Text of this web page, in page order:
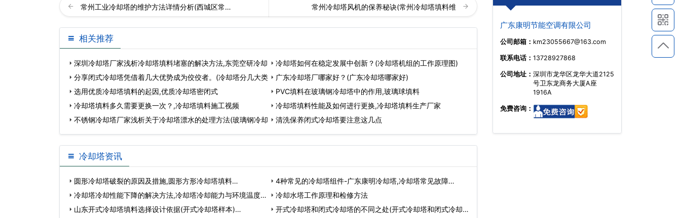
常州工业冷却塔的维护方法详情分析(西城区常… 常州冷却塔风机的保养秘诀(常州冷却塔填料维
相关推荐
深圳冷却塔厂家浅析冷却塔填料堵塞的解决方法,东莞空研冷却
冷却塔如何在稳定发展中创新？(冷却塔机组的工作原理图)
分享闭式冷却塔凭借着几大优势成为佼佼者。(冷却塔分几大类
广东冷却塔厂哪家好？(广东冷却塔哪家好)
选用优质冷却塔填料的起因,优质冷却塔密闭式
PVC填料在玻璃钢冷却塔中的作用,玻璃球填料
冷却塔填料多久需要更换一次？,冷却塔填料施工视频
冷却塔填料性能及如何进行更换,冷却塔填料生产厂家
不锈钢冷却塔厂家浅析关于冷却塔漂水的处理方法(玻璃钢冷却
清洗保养闭式冷却塔要注意这几点
冷却塔资讯
圆形冷却塔破裂的原因及措施,圆形方形冷却塔填料…
4种常见的冷却塔组件-广东康明冷却塔,冷却塔常见故障…
冷却塔冷却性能下降的解决方法,冷却塔冷却能力与环境温度…
冷却水塔工作原理和检修方法
山东开式冷却塔填料选择设计依据(开式冷却塔样本)…
开式冷却塔和闭式冷却塔的不同之处(开式冷却塔和闭式冷却
广东康明节能空调有限公司
公司邮箱： km23055667@163.com
联系电话： 13728927868
公司地址： 深圳市龙华区龙华大道2125
号卫东龙商务大厦A座
1916A
免费咨询：